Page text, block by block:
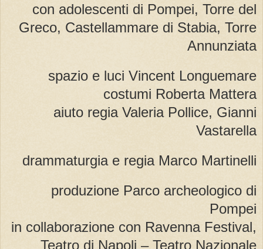
con adolescenti di Pompei, Torre del
Greco, Castellammare di Stabia, Torre
Annunziata
spazio e luci Vincent Longuemare
costumi Roberta Mattera
aiuto regia Valeria Pollice, Gianni
Vastarella
drammaturgia e regia Marco Martinelli
produzione Parco archeologico di
Pompei
in collaborazione con Ravenna Festival,
Teatro di Napoli – Teatro Nazionale